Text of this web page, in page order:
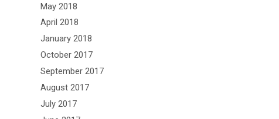
May 2018
April 2018
January 2018
October 2017
September 2017
August 2017
July 2017